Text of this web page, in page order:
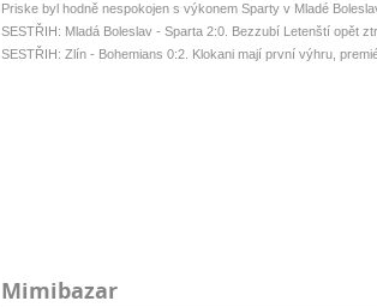
Priske byl hodně nespokojen s výkonem Sparty v Mladé
SESTŘIH: Mladá Boleslav - Sparta 2:0. Bezzubí Letenští opět
SESTŘIH: Zlín - Bohemians 0:2. Klokani mají první výhru,
Mimibazar